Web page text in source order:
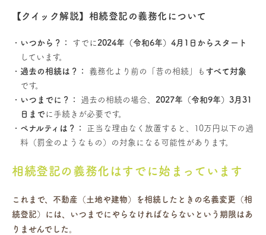
【クイック解説】相続登記の義務化について
いつから？： すでに 2024年（令和6年）4月1日からスタート
しています。
過去の相続は？：
義務化より前の「昔の相続」も すべて対象
です。
いつまでに？：
過去の相続の場合、 2027年（令和9年）3月31
日までに手続きが必要です。
ペナルティは？：
正当な理由なく放置すると、10万円以下の過
料（罰金のようなもの）の対象になる可能性があります。
相続登記の義務化はすでに始まっています
これまで、不動産（土地や建物）を相続したときの名義変更（相
続登記）には、いつまでにやらなければならないという期限はあ
りませんでした。